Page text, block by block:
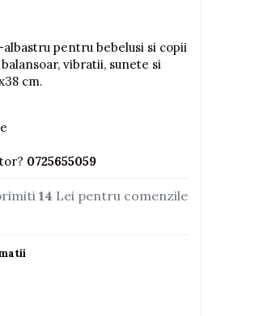
pentru bebelusi si copii
vibratii, sunete si
cm.
0725655059
14 Lei pentru comenzile